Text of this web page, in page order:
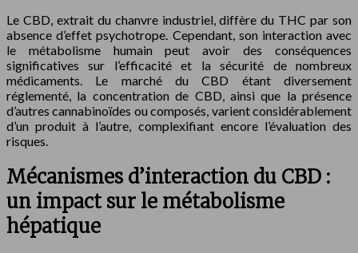
Le CBD, extrait du chanvre industriel, diffère du THC par son
absence d’effet psychotrope. Cependant, son interaction avec
le métabolisme humain peut avoir des conséquences
significatives sur l’efficacité et la sécurité de nombreux
médicaments. Le marché du CBD étant diversement
réglementé, la concentration de CBD, ainsi que la présence
d’autres cannabinoïdes ou composés, varient considérablement
d’un produit à l’autre, complexifiant encore l’évaluation des
risques.
Mécanismes d’interaction du CBD :
un impact sur le métabolisme
hépatique